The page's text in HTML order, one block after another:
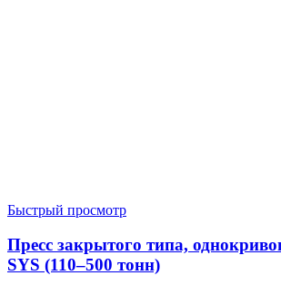
Быстрый просмотр
Пресс закрытого типа,
SYS (110–500 тонн)